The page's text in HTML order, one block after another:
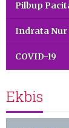
Pilbup
Indrata Nur
COVID-19
Ekbis